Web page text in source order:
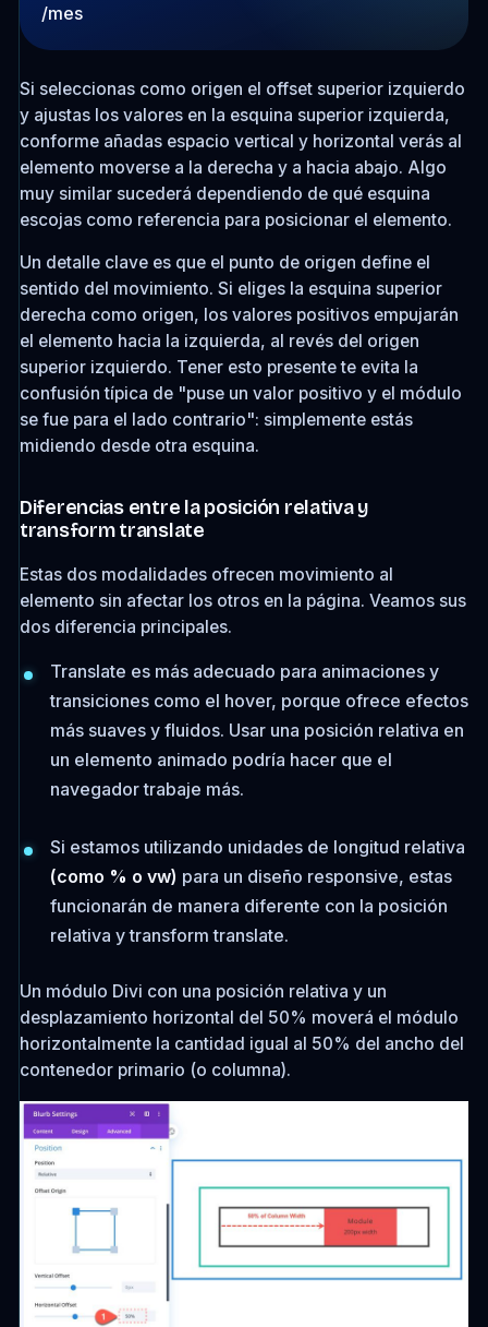
/mes
Si seleccionas como origen el offset superior izquierdo
y ajustas los valores en la esquina superior izquierda,
conforme añadas espacio vertical y horizontal verás al
elemento moverse a la derecha y a hacia abajo. Algo
muy similar sucederá dependiendo de qué esquina
escojas como referencia para posicionar el elemento.
Un detalle clave es que el punto de origen define el
sentido del movimiento. Si eliges la esquina superior
derecha como origen, los valores positivos empujarán
el elemento hacia la izquierda, al revés del origen
superior izquierdo. Tener esto presente te evita la
confusión típica de "puse un valor positivo y el módulo
se fue para el lado contrario": simplemente estás
midiendo desde otra esquina.
Diferencias entre la posición relativa y
transform translate
Estas dos modalidades ofrecen movimiento al
elemento sin afectar los otros en la página. Veamos sus
dos diferencia principales.
Translate es más adecuado para animaciones y
transiciones como el hover, porque ofrece efectos
más suaves y fluidos. Usar una posición relativa en
un elemento animado podría hacer que el
navegador trabaje más.
Si estamos utilizando unidades de longitud relativa
(como % o vw) para un diseño responsive, estas
funcionarán de manera diferente con la posición
relativa y transform translate.
Un módulo Divi con una posición relativa y un
desplazamiento horizontal del 50% moverá el módulo
horizontalmente la cantidad igual al 50% del ancho del
contenedor primario (o columna).